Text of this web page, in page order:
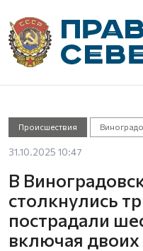
Происшествия
31.10.2025 10:47
В
столкнулись
пострадали
включая двоих